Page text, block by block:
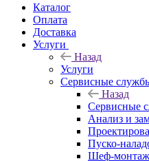
Каталог
Оплата
Доставка
Услуги
Назад
Услуги
Сервисные
Назад
Сервисные
Анализ и
Пуско-
Шеф-